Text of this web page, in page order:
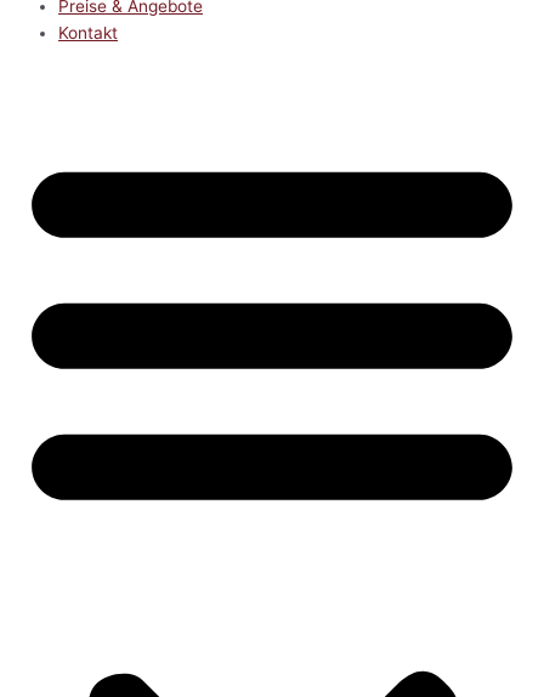
Preise & Angebote
Kontakt